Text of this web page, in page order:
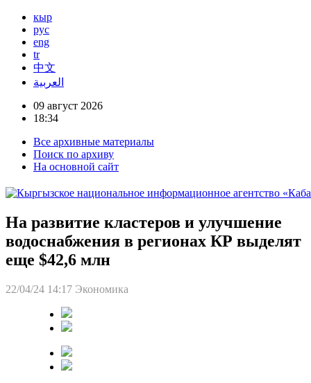
кыр
рус
eng
tr
中文
العربية
09 август 2026
18:34
Все архивные материалы
Поиск по архиву
На основной сайт
На развитие кластеров и улучшение
водоснабжения в регионах КР выделят
еще $42,6 млн
22/04/24 14:17 Экономика